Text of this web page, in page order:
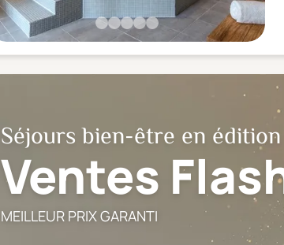
Séjours bien-être en
Ventes
MEILLEUR PRIX GARANTI